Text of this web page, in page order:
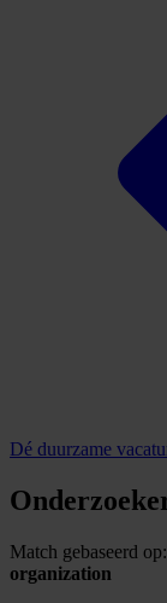
Dé duurzame
Match gebaseerd op:
organization